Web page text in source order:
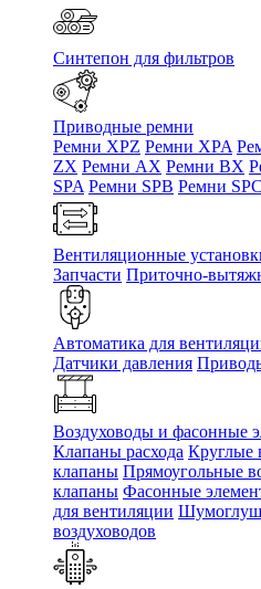
Синтепон для фильтров
Приводные ремни
Ремни XPZ Ремни XPA
ZX Ремни AX Ремни BX
SPA Ремни SPB Ремни SPC
Вентиляционные
Запчасти Приточно-
Автоматика для
Датчики давления
Воздуховоды и фасонные
Клапаны расхода Круглые
клапаны Прямоугольные
клапаны Фасонные
для вентиляции
воздуховодов